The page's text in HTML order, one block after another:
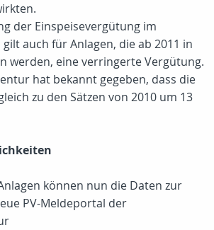
der Einspeisevergütung im
auch für Anlagen, die ab 2011 in
werden, eine verringerte Vergütung.
hat bekannt gegeben, dass die
zu den Sätzen von 2010 um 13
können nun die Daten zur
PV-Meldeportal der